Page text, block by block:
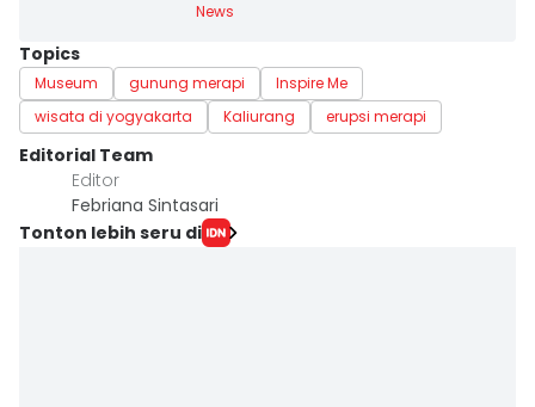
News
Topics
Museum gunung merapi
Inspire Me
wisata di yogyakarta
Kaliurang erupsi merapi
Editorial Team
Editor
Febriana Sintasari
Tonton lebih seru di